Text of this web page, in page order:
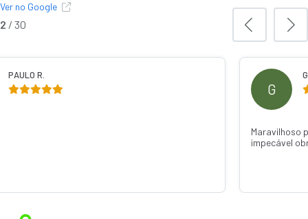
Ver no Google
PAULO R.
G
Maravilhoso
impecável
2 / 30